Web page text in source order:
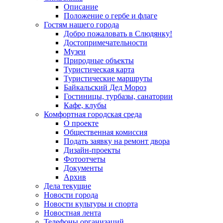
Описание
Положение о гербе и флаге
Гостям нашего города
Добро пожаловать в Слюдянку!
Достопримечательности
Музеи
Природные объекты
Туристическая карта
Туристические маршруты
Байкальский Дед Мороз
Гостиницы, турбазы, санатории
Кафе, клубы
Комфортная городская среда
О проекте
Общественная комиссия
Подать заявку на ремонт двора
Дизайн-проекты
Фотоотчеты
Документы
Архив
Дела текущие
Новости города
Новости культуры и спорта
Новостная лента